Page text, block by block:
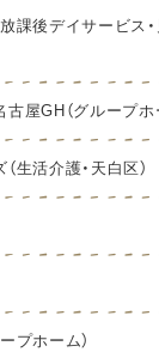
課後デイサービス
屋GH（グループホ
生活介護・天白区）
プホーム）